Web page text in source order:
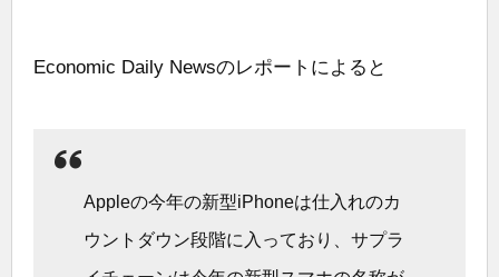
Economic Daily Newsのレポートによると
Appleの今年の新型iPhoneは仕入れのカ
ウントダウン段階に入っており、サプラ